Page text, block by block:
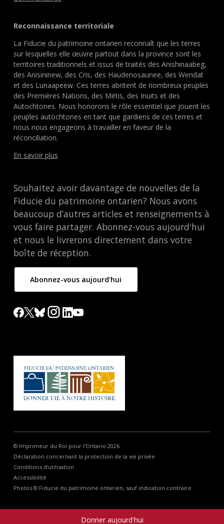
Donner aujourd'hui
Reconnaissance territoriale
La Fiducie du patrimoine ontarien reconnaît que les terres
sur lesquelles elle œuvre partout dans la province sont les
territoires traditionnels et issus de traités des Anishinaabeg,
des Anisininew, des Cris, des Haudenosaunee, des Wendat
et des Lunaapeew. Ces terres abritent de nombreux peuples
des Premières Nations, des Métis, des Inuits et des
Autochtones. Nous honorons le rôle essentiel que jouent les
peuples autochtones en tant que gardiens de ces terres et
nous nous engageons à travailler en faveur de la
réconciliation.
En savoir plus
Souhaitez avoir davantage de nouvelles de la
Fiducie du patrimoine ontarien? Nous avons
beaucoup d’autres articles et renseignements à
vous faire partager. Abonnez-vous aujourd'hui
et nous le livrerons directement dans votre
boîte de réception.
Abonnez-vous aujourd'hui
© Imprimeur du Roi pour l'Ontario 2026
Déclaration concernant la protection de la vie privée
Conditions d’utilisation
Accessibilité
Photos © Fiducie du patrimoine ontarien, sauf indication contraire